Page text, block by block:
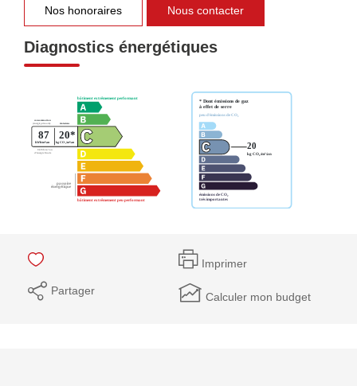
Nos honoraires Nous contacter
Diagnostics énergétiques
Imprimer
Partager Calculer mon budget